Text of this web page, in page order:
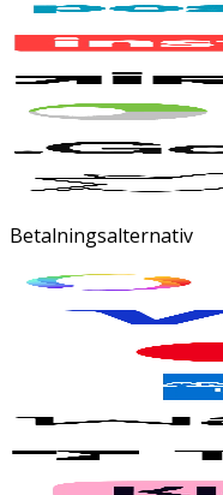
Betalningsalternativ